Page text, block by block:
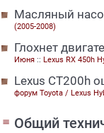
Масляный
(2005-2008)
Глохнет
Июня :: Lexus RX 450h
Lexus CT200h
форум Toyota / Lexus
menu Общий